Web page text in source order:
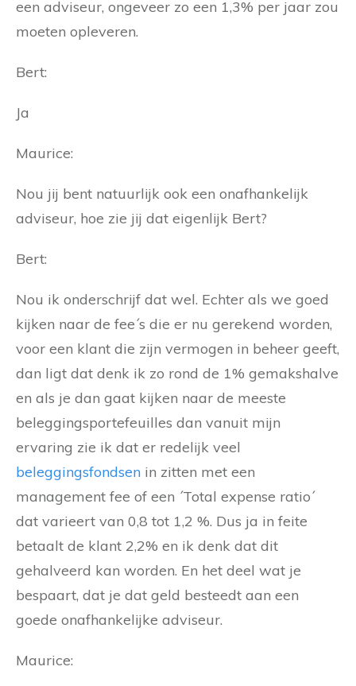
een adviseur, ongeveer zo een 1,3% per jaar zou
moeten opleveren.
Bert:
Ja
Maurice:
Nou jij bent natuurlijk ook een onafhankelijk
adviseur, hoe zie jij dat eigenlijk Bert?
Bert:
Nou ik onderschrijf dat wel. Echter als we goed
kijken naar de fee´s die er nu gerekend worden,
voor een klant die zijn vermogen in beheer geeft,
dan ligt dat denk ik zo rond de 1% gemakshalve
en als je dan gaat kijken naar de meeste
beleggingsportefeuilles dan vanuit mijn
ervaring zie ik dat er redelijk veel
beleggingsfondsen in zitten met een
management fee of een ´Total expense ratio´
dat varieert van 0,8 tot 1,2 %. Dus ja in feite
betaalt de klant 2,2% en ik denk dat dit
gehalveerd kan worden. En het deel wat je
bespaart, dat je dat geld besteedt aan een
goede onafhankelijke adviseur.
Maurice: